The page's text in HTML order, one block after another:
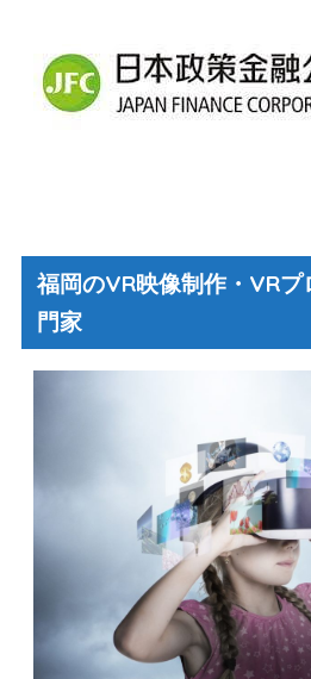
福岡のVR映像制作・VR
門家